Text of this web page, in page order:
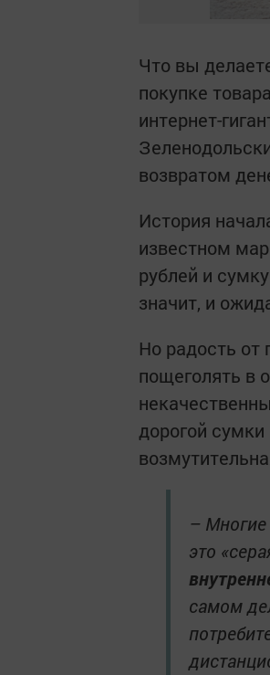
Что вы
покупке
интернет-
возвратом
История
известном
рублей и
значит, и
Но радость от
пощеголять в
дорогой
– Многие
это
самом